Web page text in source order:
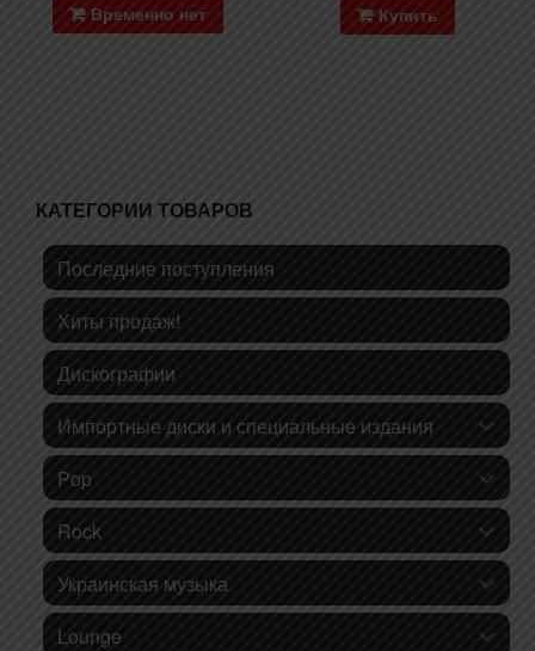
Временно нет Купить
КАТЕГОРИИ ТОВАРОВ
Последние поступления
Хиты продаж!
Дискографии
Импортные диски и специальные издания
Pop
Rock
Украинская музыка
Lounge